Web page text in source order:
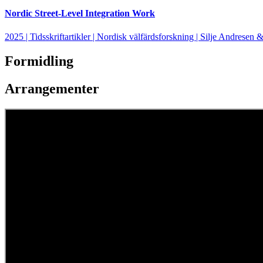
Nordic Street-Level Integration Work
2025 | Tidsskriftartikler | Nordisk välfärdsforskning | Silje Andresen
Formidling
Arrangementer